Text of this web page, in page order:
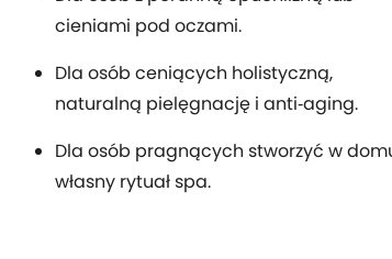
cieniami pod oczami.
Dla osób ceniących holistyczną,
naturalną pielęgnację i anti‑aging.
Dla osób pragnących stworzyć w
własny rytuał spa.